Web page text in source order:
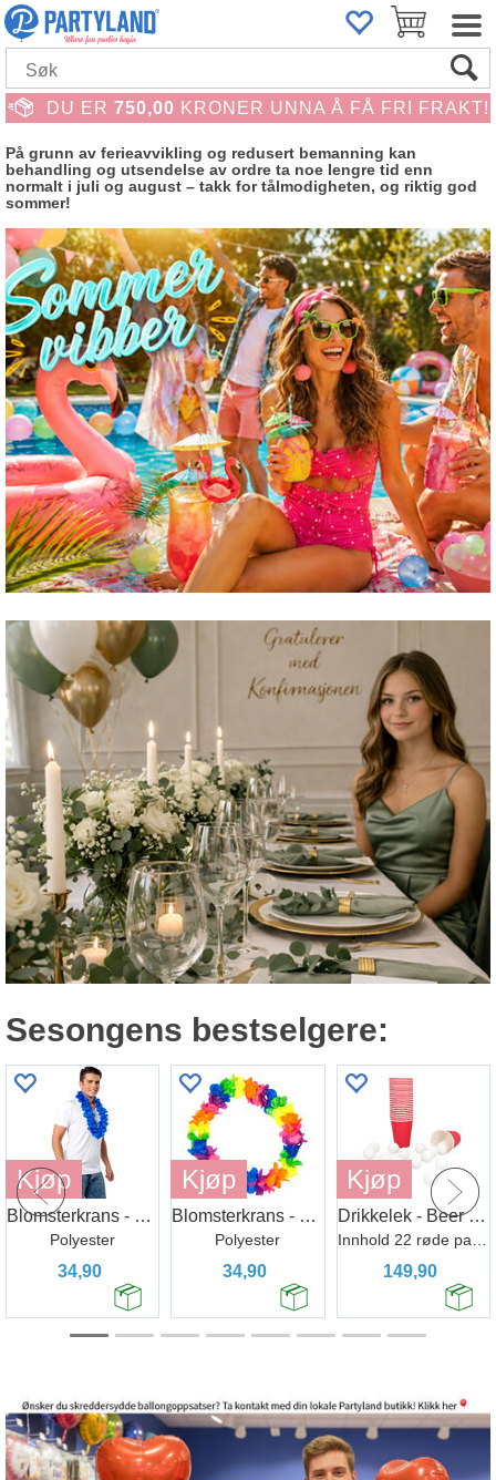
DU ER 750,00 KRONER UNNA Å FÅ FRI FRAKT!
På grunn av ferieavvikling og redusert bemanning kan
behandling og utsendelse av ordre ta noe lengre tid enn
normalt i juli og august – takk for tålmodigheten, og riktig god
sommer!
Sesongens bestselgere:
Kjøp
Blomsterkrans - Neon Blå
Polyester
34,90
Kjøp
Blomsterkrans - Deluxe - Regnbue
Polyester
34,90
Kjøp
Drikkelek - Beer pong
149,90